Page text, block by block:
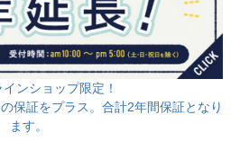
ンショップ限定！
保証をプラス。合計2年間保証となり
ます。